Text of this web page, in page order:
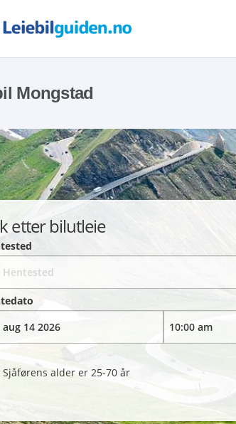
Mongstad
etter bilutleie
Sjåførens alder er 25-70 år